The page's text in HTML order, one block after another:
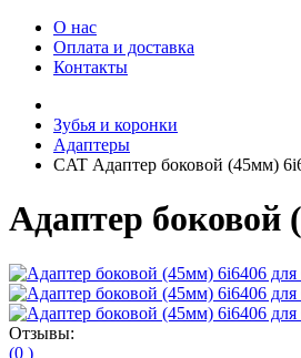
О нас
Оплата и доставка
Контакты
Зубья и коронки
Адаптеры
CAT Адаптер боковой (45мм)
Адаптер боковой
Отзывы:
(0 )